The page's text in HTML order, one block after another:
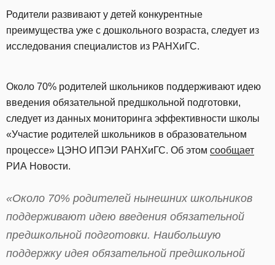
Родители развивают у детей конкурентные
преимущества уже с дошкольного возраста, следует из
исследования специалистов из РАНХиГС.
Около 70% родителей школьников поддерживают идею
введения обязательной предшкольной подготовки,
следует из данных мониторинга эффективности школы
«Участие родителей школьников в образовательном
процессе» ЦЭНО ИПЭИ РАНХиГС. Об этом сообщает
РИА Новости.
«Около 70% родителей нынешних школьников
поддерживают идею введения обязательной
предшкольной подготовки. Наибольшую
поддержку идея обязательной предшкольной